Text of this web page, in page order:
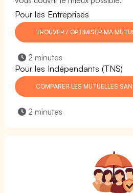
Pour les Entreprises
TROUVER / OPTIMISER MA
2 minutes
Pour les Indépendants (TNS)
COMPARER LES MUTUELLES
2 minutes